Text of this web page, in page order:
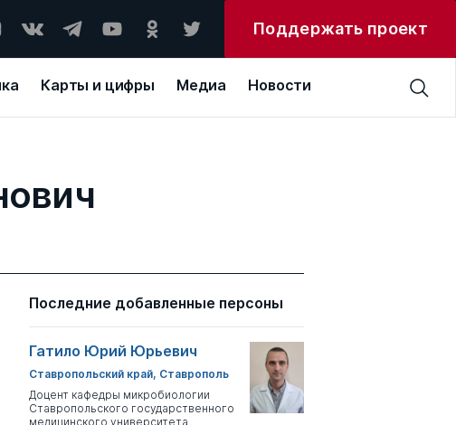
Поддержать проект
Карты и цифры Медиа Новости
Последние добавленные персоны
Гатило Юрий Юрьевич
Ставропольский край, Ставрополь
Доцент кафедры микробиологии
Ставропольского государственного
медицинского университета